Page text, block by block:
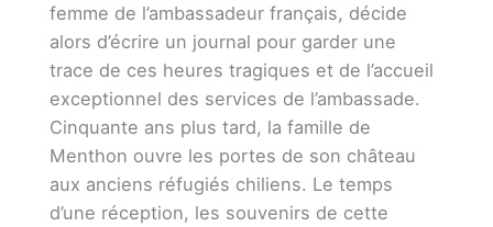
femme de l’ambassadeur français, décide
alors d’écrire un journal pour garder une
trace de ces heures tragiques et de l’accueil
exceptionnel des services de l’ambassade.
Cinquante ans plus tard, la famille de
Menthon ouvre les portes de son château
aux anciens réfugiés chiliens. Le temps
d’une réception, les souvenirs de cette